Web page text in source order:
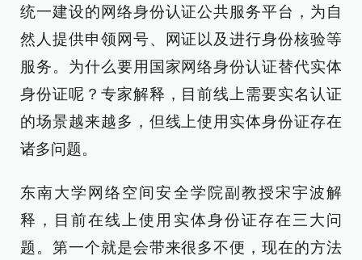
统一建设的网络身份认证公共服务平台，为自
然人提供申领网号、网证以及进行身份核验等
服务。为什么要用国家网络身份认证替代实体
身份证呢？专家解释，目前线上需要实名认证
的场景越来越多，但线上使用实体身份证存在
诸多问题。
东南大学网络空间安全学院副教授宋宇波解
释，目前在线上使用实体身份证存在三大问
题。第一个就是会带来很多不便，现在的方法